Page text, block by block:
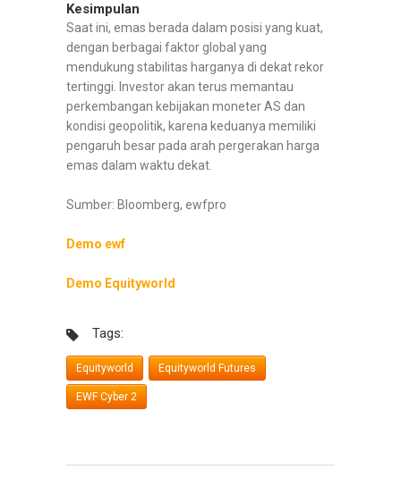
Kesimpulan
Saat ini, emas berada dalam posisi yang kuat,
dengan berbagai faktor global yang
mendukung stabilitas harganya di dekat rekor
tertinggi. Investor akan terus memantau
perkembangan kebijakan moneter AS dan
kondisi geopolitik, karena keduanya memiliki
pengaruh besar pada arah pergerakan harga
emas dalam waktu dekat.
Sumber: Bloomberg, ewfpro
Demo ewf
Demo Equityworld
Tags:
Equityworld Equityworld Futures
EWF Cyber 2